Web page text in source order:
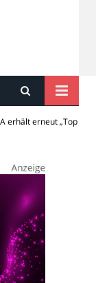
erhält erneut „Top